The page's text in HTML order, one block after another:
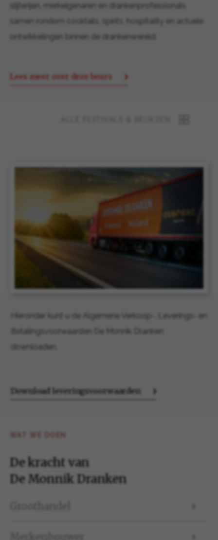
slijterijen, merkeigenaren en drankenprofessionals
samen rondom cocktails, spirits, hospitality en actuele
ontwikkelingen binnen de drankenwereld.
Lees meer over deze beurs
De kracht van
De Monnik Dranken
Hieronder kunt u de Algemene Verkoop-, Leverings- en
Betalingsvoorwaarden De Monnik Dranken
downloaden.
Download leveringsvoorwaarden